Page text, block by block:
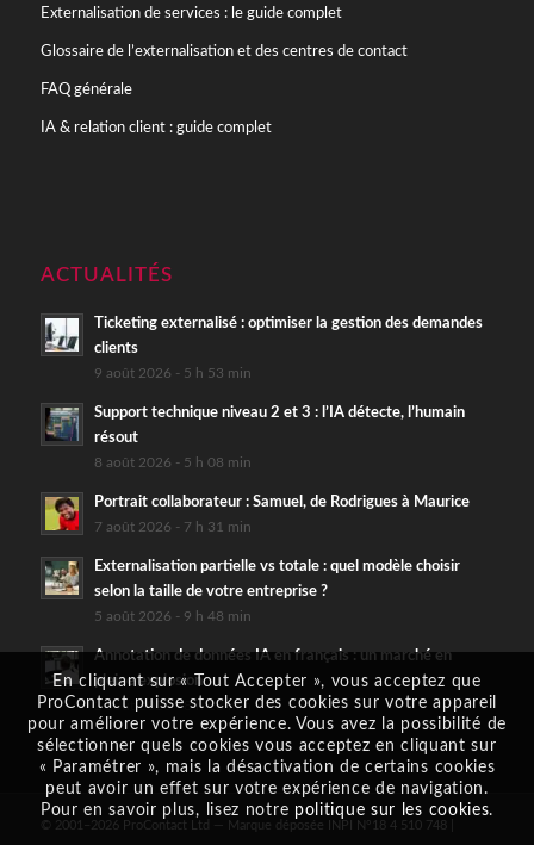
Externalisation de services : le guide complet
Glossaire de l’externalisation et des centres de contact
FAQ générale
IA & relation client : guide complet
ACTUALITÉS
Ticketing externalisé : optimiser la gestion des demandes
clients
9 août 2026 - 5 h 53 min
Support technique niveau 2 et 3 : l’IA détecte, l’humain
résout
8 août 2026 - 5 h 08 min
Portrait collaborateur : Samuel, de Rodrigues à Maurice
7 août 2026 - 7 h 31 min
Externalisation partielle vs totale : quel modèle choisir
selon la taille de votre entreprise ?
5 août 2026 - 9 h 48 min
Annotation de données IA en français : un marché en
pleine explosion
2 août 2026 - 8 h 13 min
© 2001–2026 ProContact Ltd — Marque déposée INPI N°18 4 510 748 |
En cliquant sur « Tout Accepter », vous acceptez que
ProContact puisse stocker des cookies sur votre appareil
pour améliorer votre expérience. Vous avez la possibilité de
sélectionner quels cookies vous acceptez en cliquant sur
« Paramétrer », mais la désactivation de certains cookies
peut avoir un effet sur votre expérience de navigation.
Pour en savoir plus, lisez notre politique sur les cookies.